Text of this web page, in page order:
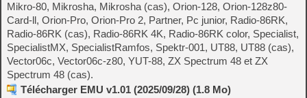
Mikro-80, Mikrosha, Mikrosha (cas), Orion-128, Orion-128z80-
Card-ll, Orion-Pro, Orion-Pro 2, Partner, Pc junior, Radio-86RK,
Radio-86RK (cas), Radio-86RK 4K, Radio-86RK color, Specialist,
SpecialistMX, SpecialistRamfos, Spektr-001, UT88, UT88 (cas),
Vector06c, Vector06c-z80, YUT-88, ZX Spectrum 48 et ZX
Spectrum 48 (cas).
Télécharger EMU v1.01 (2025/09/28) (1.8 Mo)